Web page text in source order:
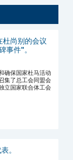
尚别的会议
事件"。
确保国家杜马活动
集了总工会同盟会
立国家联合体工会
。